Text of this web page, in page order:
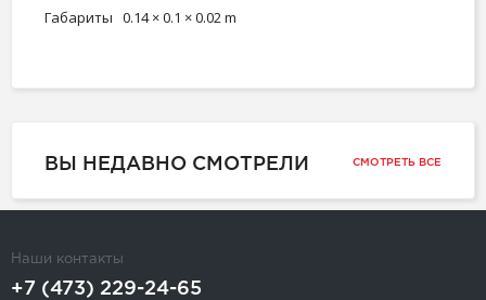
Габариты 0.14 × 0.1 × 0.02 m
ВЫ НЕДАВНО СМОТРЕЛИ СМОТРЕТЬ ВСЕ
Наши контакты
+7 (473) 229-24-65